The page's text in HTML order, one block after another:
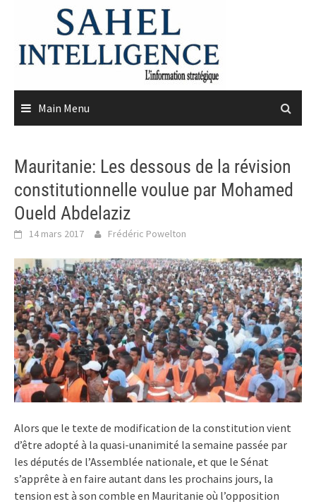
content
Main Menu
Mauritanie: Les dessous de la révision
constitutionnelle voulue par Mohamed
Oueld Abdelaziz
14 mars 2017 Frédéric Powelton
Alors que le texte de modification de la constitution vient
d’être adopté à la quasi-unanimité la semaine passée par
les députés de l’Assemblée nationale, et que le Sénat
s’apprête à en faire autant dans les prochains jours, la
tension est à son comble en Mauritanie où l’opposition